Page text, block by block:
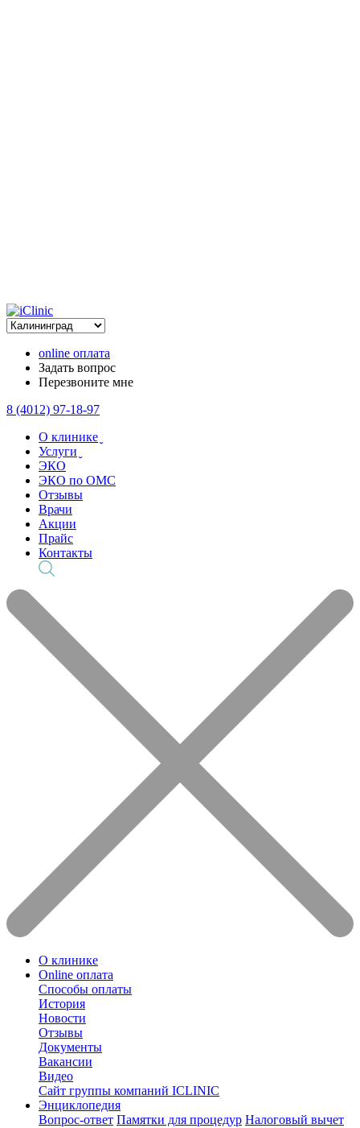
online оплата
Задать вопрос
Перезвоните мне
8 (4012) 97-18-97
О клинике ̬
Услуги ̬
ЭКО
ЭКО по ОМС
Отзывы
Врачи
Акции
Прайс
Контакты
О клинике
Online оплата
Способы оплаты
История
Новости
Отзывы
Документы
Вакансии
Видео
Сайт группы компаний ICLINIC
Энциклопедия
Вопрос-ответ Памятки для процедур Налоговый вычет